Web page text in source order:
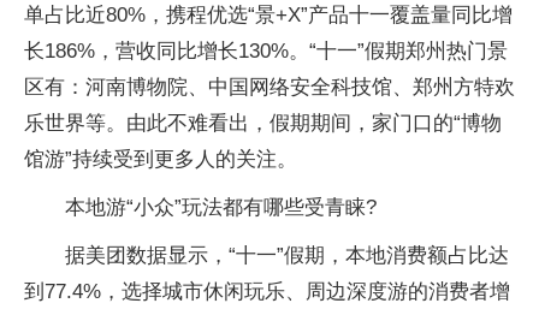
单占比近80%，携程优选“景+X”产品十一覆盖量同比增
长186%，营收同比增长130%。“十一”假期郑州热门景
区有：河南博物院、中国网络安全科技馆、郑州方特欢
乐世界等。由此不难看出，假期期间，家门口的“博物
馆游”持续受到更多人的关注。
本地游“小众”玩法都有哪些受青睐?
据美团数据显示，“十一”假期，本地消费额占比达
到77.4%，选择城市休闲玩乐、周边深度游的消费者增